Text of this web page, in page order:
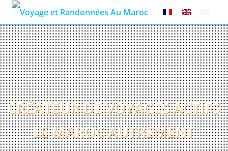
CRÉATEUR DE VOYAGES ACTIFS
LE MAROC AUTREMENT